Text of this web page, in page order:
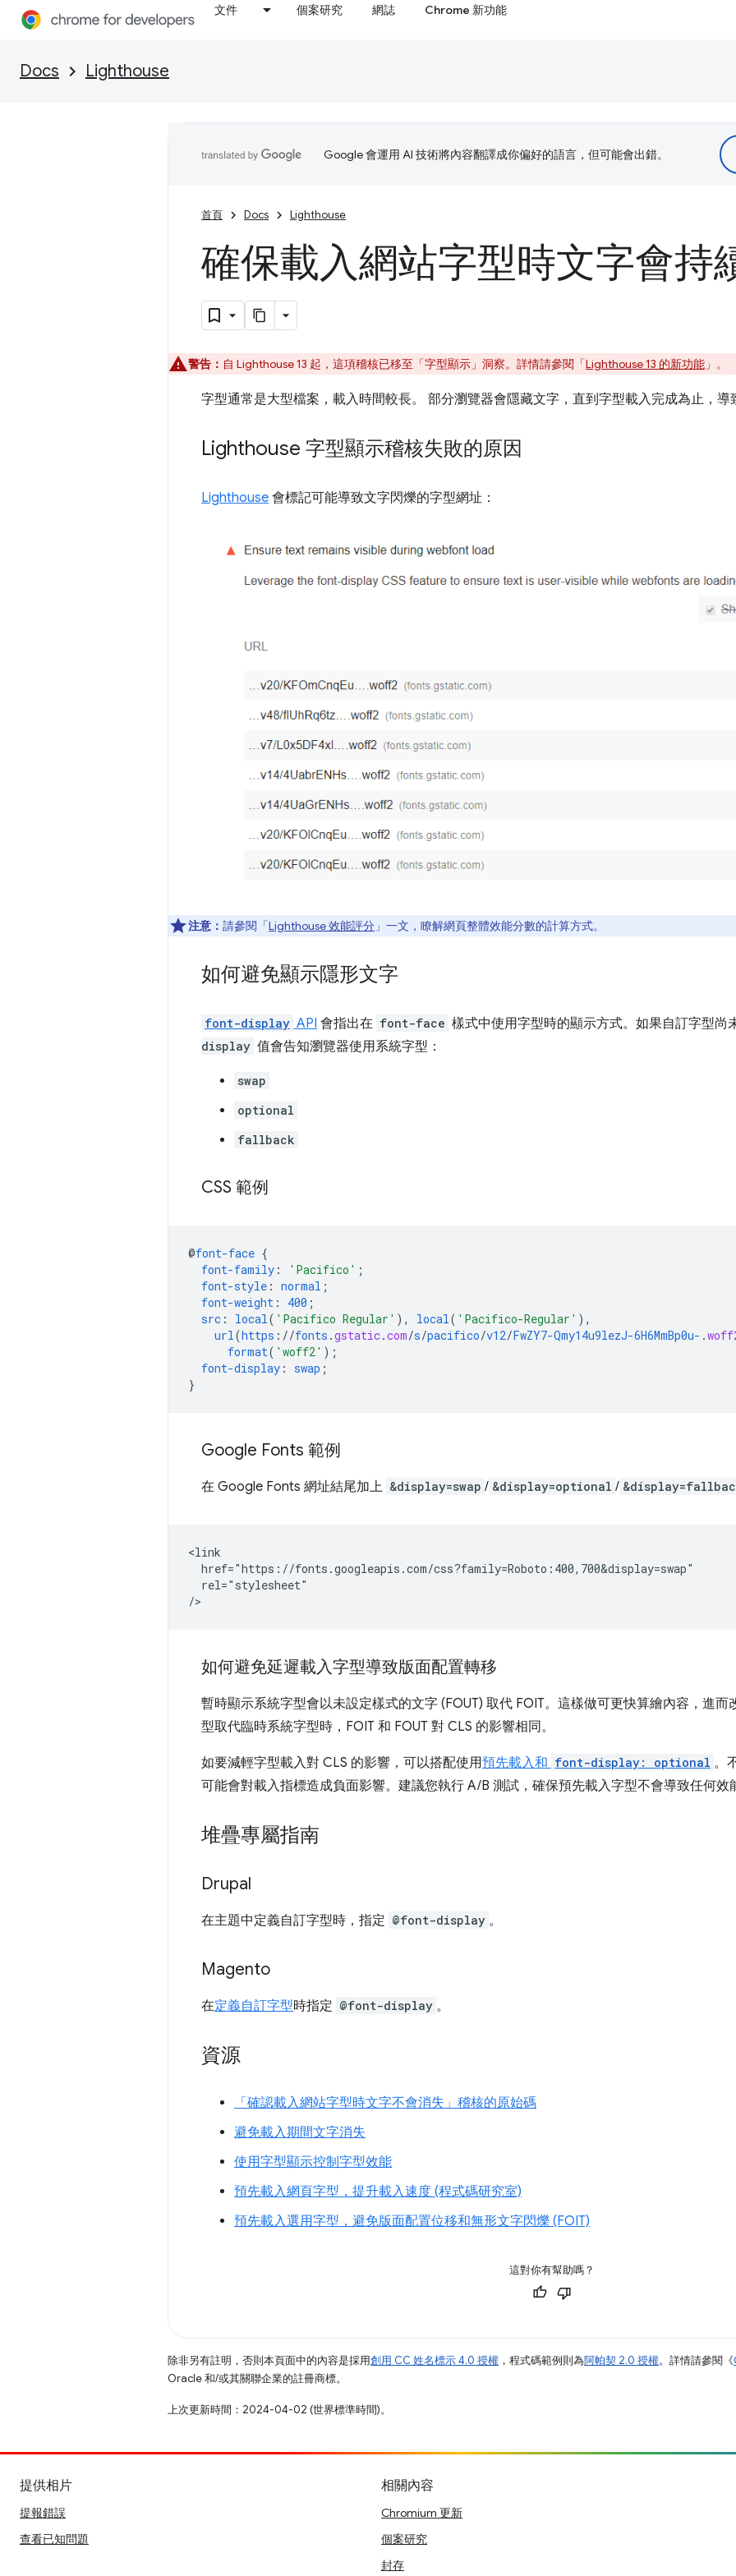
文件 個案研究 網誌 Chrome 新功能
Docs Lighthouse
Google 會運用 AI 技術將內容翻譯成你偏好的語言，但可能會出錯。
首頁 Docs Lighthouse
確保載入網站字型時文字會持
警告： 自 Lighthouse 13 起，這項稽核已移至「字型顯示」 洞察。詳情請參閱「Lighthouse 13 的新功能 」。
字型通常是大型檔案，載入時間較長。 部分瀏覽器會隱藏文字，直到字型載入完成為止，導
Lighthouse 字型顯示稽核失敗的原因
Lighthouse 會標記可能導致文字閃爍的字型網址：
注意： 請參閱「Lighthouse 效能評分 」一文，瞭解網頁整體效能分數的計算方式。
如何避免顯示隱形文字
font-display API 會指出在 font-face 樣式中使用字型時的顯示方式。如果自訂字型尚
display 值會告知瀏覽器使用系統字型：
swap
optional
fallback
CSS 範例
@font-face {
font-family : 'Pacifico' ;
font-style : normal ;
font-weight : 400 ;
src : local( 'Pacifico Regular' ), local( 'Pacifico-Regular' ),
url(https ://fonts .gstatic.com/s/pacifico/v12/FwZY7-Qmy14u9lezJ-6H6MmBp0u- .
format( 'woff2' );
font-display : swap ;
}
Google Fonts 範例
在 Google Fonts 網址結尾加上 &display=swap / &display=optional /
<link
  href="https://fonts.googleapis.com/css?family=Roboto:400,700&display=swap"
  rel="stylesheet"
如何避免延遲載入字型導致版面配置轉移
暫時顯示系統字型會以未設定樣式的文字 (FOUT) 取代 FOIT。這樣做可更快算繪內容，進而
型取代臨時系統字型時，FOIT 和 FOUT 對 CLS 的影響相同。
如要減輕字型載入對 CLS 的影響，可以搭配使用預先載入和 font-display: optional 。
可能會對載入指標造成負面影響。建議您執行 A/B 測試，確保預先載入字型不會導致任何效
堆疊專屬指南
Drupal
在主題中定義自訂字型時，指定 @font-display 。
Magento
在定義自訂字型時指定 @font-display 。
資源
「確認載入網站字型時文字不會消失」稽核的原始碼
避免載入期間文字消失
使用字型顯示控制字型效能
預先載入網頁字型，提升載入速度 (程式碼研究室)
預先載入選用字型，避免版面配置位移和無形文字閃爍 (FOIT)
這對你有幫助嗎？
除非另有註明，否則本頁面中的內容是採用創用 CC 姓名標示 4.0 授權 ，程式碼範例則為阿帕契 2.0 授權。詳情請參閱《
Oracle 和/或其關聯企業的註冊商標。
上次更新時間：2024-04-02 (世界標準時間)。
提供相片
提報錯誤
查看已知問題
相關內容
Chromium 更新
個案研究
封存